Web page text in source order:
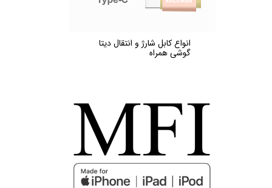
انواع کابل شارژ و انتقال دیتا
گوشی همراه